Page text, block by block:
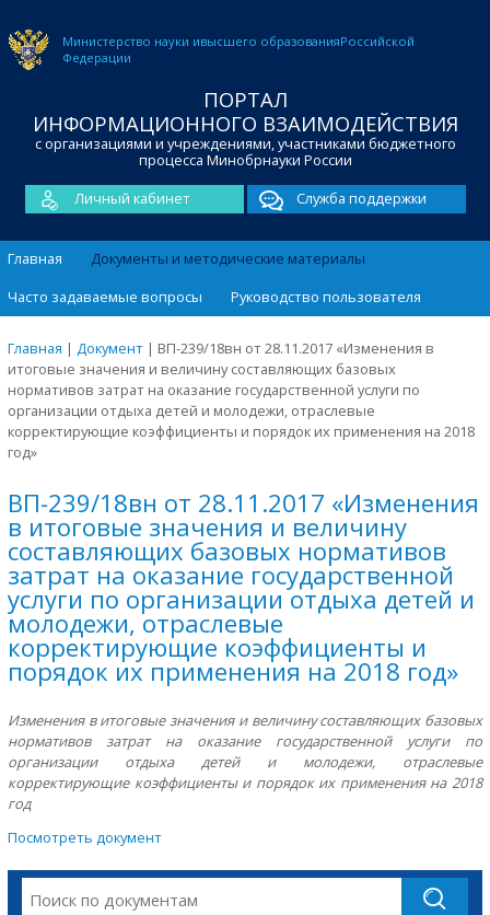
Министерство науки ивысшего образованияРоссийской
Федерации
ПОРТАЛ
ИНФОРМАЦИОННОГО ВЗАИМОДЕЙСТВИЯ
с организациями и учреждениями, участниками бюджетного
процесса Минобрнауки России
Личный кабинет
Служба поддержки
Главная
Документы и методические материалы
Часто задаваемые вопросы
Руководство пользователя
Главная | Документ | ВП-239/18вн от 28.11.2017 «Изменения в
итоговые значения и величину составляющих базовых
нормативов затрат на оказание государственной услуги по
организации отдыха детей и молодежи, отраслевые
корректирующие коэффициенты и порядок их применения на 2018
год»
ВП-239/18вн от 28.11.2017 «Изменения
в итоговые значения и величину
составляющих базовых нормативов
затрат на оказание государственной
услуги по организации отдыха детей и
молодежи, отраслевые
корректирующие коэффициенты и
порядок их применения на 2018 год»
Изменения в итоговые значения и величину составляющих базовых
нормативов затрат на оказание государственной услуги по
организации отдыха детей и молодежи, отраслевые
корректирующие коэффициенты и порядок их применения на 2018
год
Посмотреть документ